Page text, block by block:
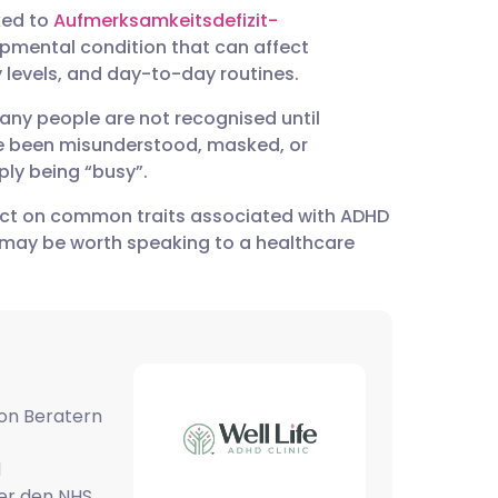
to Aufmerksamkeitsdefizit-
condition that can affect
and day-to-day routines.
people are not recognised until
misunderstood, masked, or
being “busy”.
on common traits associated with ADHD
be worth speaking to a healthcare
Beratern